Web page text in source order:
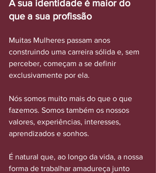
A sua identidade é maior do
que a sua profissão
Muitas Mulheres passam anos
construindo uma carreira sólida e, sem
perceber, começam a se definir
exclusivamente por ela.
Nós somos muito mais do que o que
fazemos. Somos também os nossos
valores, experiências, interesses,
aprendizados e sonhos.
É natural que, ao longo da vida, a nossa
forma de trabalhar amadureça junto